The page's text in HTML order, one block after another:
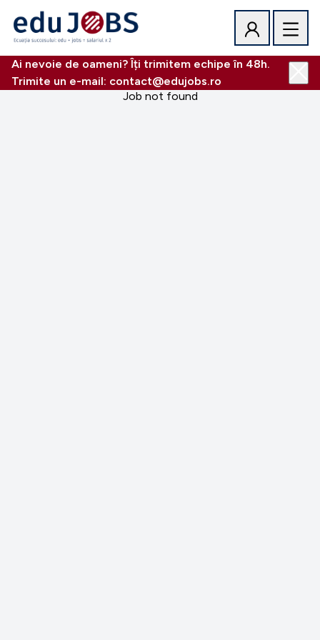
Ai nevoie de oameni? Îți trimitem echipe în 48h.
Trimite un e-mail: contact@edujobs.ro
Job not found